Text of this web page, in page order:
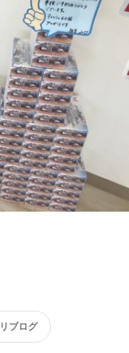
リブログ